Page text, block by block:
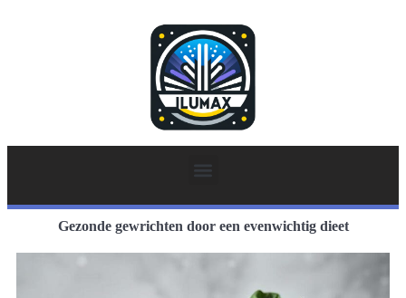
Gezonde gewrichten door een evenwichtig dieet